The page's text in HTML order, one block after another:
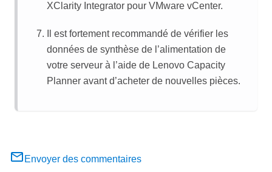
XClarity Integrator pour VMware vCenter.
Il est fortement recommandé de vérifier les
données de synthèse de l’alimentation de
votre serveur à l’aide de Lenovo Capacity
Planner avant d’acheter de nouvelles pièces.
Envoyer des commentaires